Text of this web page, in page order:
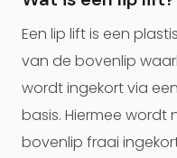
Een lip lift is een
van de bovenlip
wordt ingekort via
basis. Hiermee wordt
bovenlip fraai